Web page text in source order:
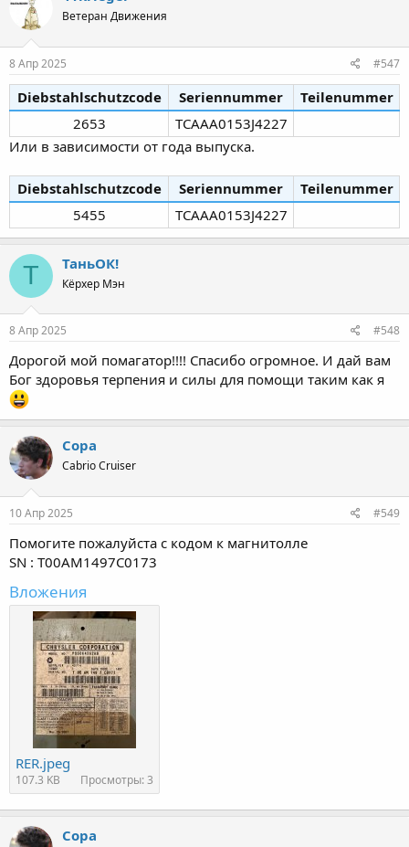
Ветеран Движения
8 Апр 2025 #547
Diebstahlschutzcode Seriennummer
Teilenummer
2653​
TCAAA0153J4227​
Или в зависимости от года выпуска.
Diebstahlschutzcode Seriennummer
Teilenummer
5455​
TCAAA0153J4227​
Т ТаньОК!
Кёрхер Мэн
8 Апр 2025 #548
Дорогой мой помагатор!!!! Спасибо огромное. И дай вам
Бог здоровья терпения и силы для помощи таким как я
Copa
Cabrio Cruiser
10 Апр 2025 #549
Помогите пожалуйста с кодом к магнитолле
SN : T00AM1497C0173
Вложения
RER.jpeg
107.3 KB Просмотры: 3
Copa